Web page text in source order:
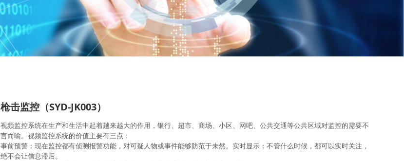
枪击监控（SYD-JK003）
视频监控系统在生产和生活中起着越来越大的作用，银行、超市、商场、小区、网吧、公共交通等公共区域对监控的需要不
言而喻。视频监控系统的价值主要有三点：
事前预警：现在监控都有侦测报警功能，对可疑人物或事件能够防范于未然。实时显示：不管什么时候，都可以实时关注，
绝不会让信息滞后。